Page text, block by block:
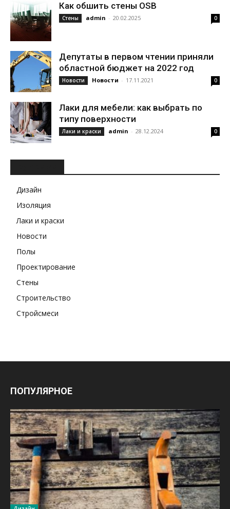
Как обшить стены OSB
Стены admin - 20.02.2025 0
Депутаты в первом чтении приняли
областной бюджет на 2022 год
Новости Новости - 17.11.2021 0
Лаки для мебели: как выбрать по
типу поверхности
Лаки и краски admin - 28.12.2024 0
Дизайн
Изоляция
Лаки и краски
Новости
Полы
Проектирование
Стены
Строительство
Стройсмеси
ПОПУЛЯРНОЕ